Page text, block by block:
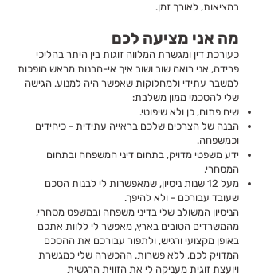
במציאות, לאורך זמן.
מה אני מציעה לכם
כעורכת דין ומגשרת המלווה זוגות בין היתר בהליכי
פרידה, אני רואה שוב ושוב איך אי-הבנות מראש הופכות
למשבר עתידי ולמחלוקות שאפשר היה למנוע. הגישה
שלי להסכמי ממון משלבת:
שיח פתוח, כן ולא שיפוטי.
הבנה של הצרכים שלכם בראייה עתידית - כיחידים
וכמשפחה.
ידע משפטי מדויק, בתחום דיני המשפחה ובתחום
המסחרי.
מעל 12 שנות ניסיון, שמאפשרות לי לבנות הסכם
שעובד עבורכם - ולא להיפך.
הניסיון המשולב שלי בדיני משפחה ובמשפט מסחרי,
מהמשרדים הטובים בארץ, מאפשר לי ללוות אתכם
באופן מקצועי ורגיש, ולתפור עבורכם את ההסכם
המדויק לכם, ללא פשרות. ההכשרה שלי כמגשרת
ויועצת זוגית מעניקה לי את הזווית הרגשית